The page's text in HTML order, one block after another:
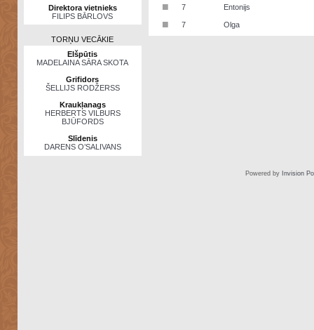
Direktora vietnieks
FILIPS BĀRLOVS
TORŅU VECĀKIE
Elšpūtis
MADELAINA SĀRA SKOTA
Grifidors
ŠELLIJS RODŽERSS
Kraukļanags
HERBERTS VILBURS
BJŪFORDS
Slīdenis
DARENS O’SALIVANS
■ 7 Entonijs
■ 7 Olga
Powered by Invision